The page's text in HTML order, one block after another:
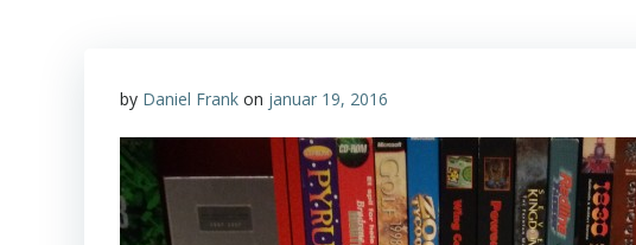
by Daniel Frank on januar 19, 2016